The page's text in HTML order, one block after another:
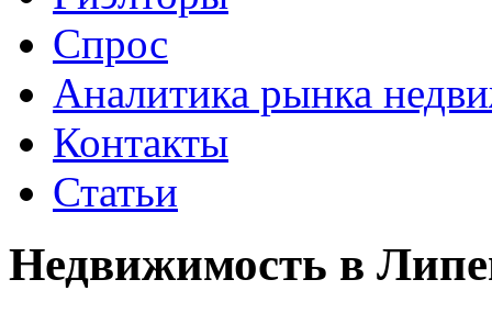
Спрос
Аналитика рынка
Контакты
Статьи
Недвижимость в